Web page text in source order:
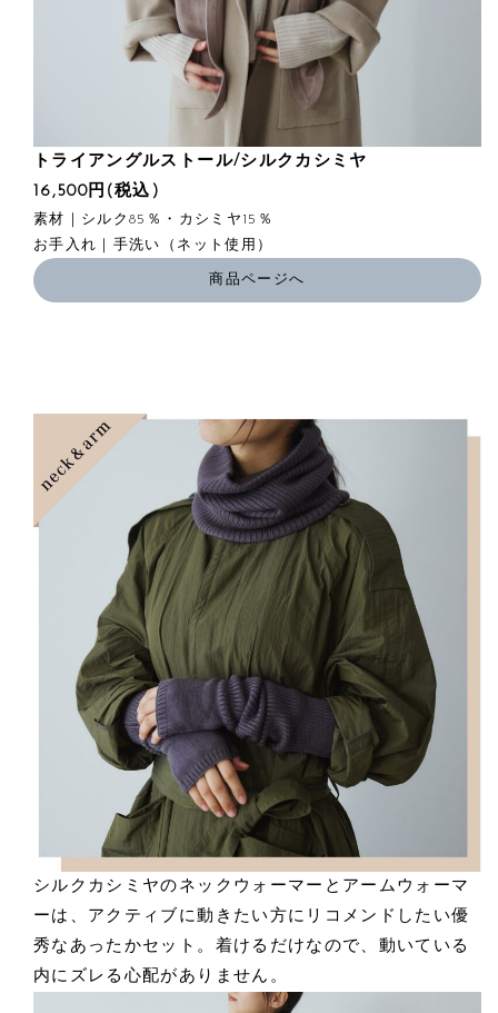
トライアングルストール/シルクカシミヤ
16,500円(税込)
素材｜シルク85％・カシミヤ15％
お手入れ｜手洗い（ネット使用）
商品ページへ
シルクカシミヤのネックウォーマーとアームウォーマ
ーは、アクティブに動きたい方にリコメンドしたい優
秀なあったかセット。着けるだけなので、動いている
内にズレる心配がありません。